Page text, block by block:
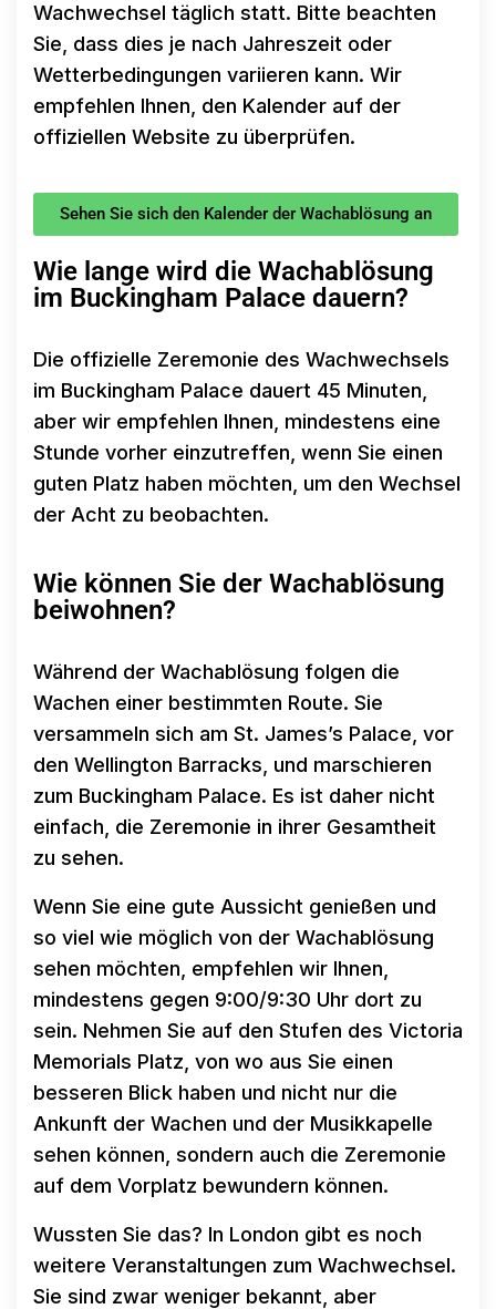
Wachwechsel täglich statt. Bitte beachten
Sie, dass dies je nach Jahreszeit oder
Wetterbedingungen variieren kann. Wir
empfehlen Ihnen, den Kalender auf der
offiziellen Website zu überprüfen.
Sehen Sie sich den Kalender der Wachablösung an
Wie lange wird die Wachablösung
im Buckingham Palace dauern?
Die offizielle Zeremonie des Wachwechsels
im Buckingham Palace dauert 45 Minuten,
aber wir empfehlen Ihnen, mindestens eine
Stunde vorher einzutreffen, wenn Sie einen
guten Platz haben möchten, um den Wechsel
der Acht zu beobachten.
Wie können Sie der Wachablösung
beiwohnen?
Während der Wachablösung folgen die
Wachen einer bestimmten Route. Sie
versammeln sich am St. James’s Palace, vor
den Wellington Barracks, und marschieren
zum Buckingham Palace. Es ist daher nicht
einfach, die Zeremonie in ihrer Gesamtheit
zu sehen.
Wenn Sie eine gute Aussicht genießen und
so viel wie möglich von der Wachablösung
sehen möchten, empfehlen wir Ihnen,
mindestens gegen 9:00/9:30 Uhr dort zu
sein. Nehmen Sie auf den Stufen des Victoria
Memorials Platz, von wo aus Sie einen
besseren Blick haben und nicht nur die
Ankunft der Wachen und der Musikkapelle
sehen können, sondern auch die Zeremonie
auf dem Vorplatz bewundern können.
Wussten Sie das? In London gibt es noch
weitere Veranstaltungen zum Wachwechsel.
Sie sind zwar weniger bekannt, aber